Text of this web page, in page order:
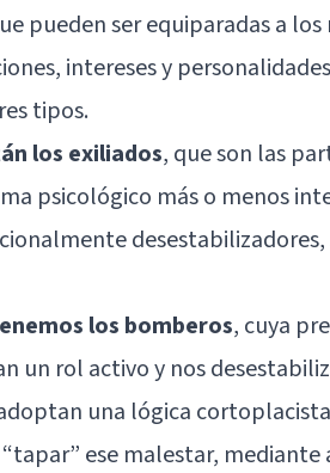
pueden ser equiparadas a
intereses y
tipos.
los exiliados, que son las
psicológico más o menos
los bomberos, cuya
un rol activo y nos
una lógica
ese malestar,